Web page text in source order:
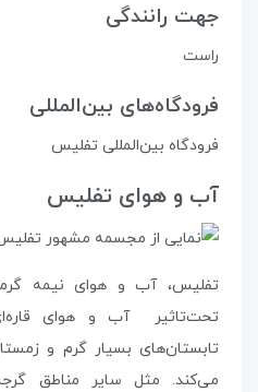
جهت رانندگی
راست
فرودگاه‌های بین‌المللی
فرودگاه بین‌المللی تفلیس
آب‌ و‌ هوای تفلیس
تفلیس، آب و هوای نیمه
تحت‌تاثیر آب و هوای
تابستان‌های بسیار گرم و
می‌کند. مثل سایر مناطق